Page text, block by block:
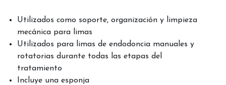
Utilizados como soporte, organización y limpieza
mecánica para limas
Utilizados para limas de endodoncia manuales y
rotatorias durante todas las etapas del
tratamiento
Incluye una esponja